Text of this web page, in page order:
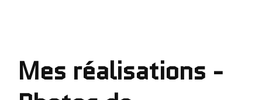
Mes réalisations -